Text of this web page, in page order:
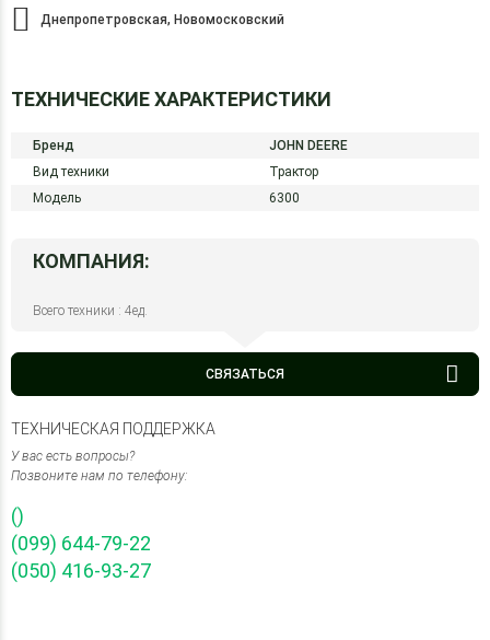
Днепропетровская, Новомосковский
ТЕХНИЧЕСКИЕ ХАРАКТЕРИСТИКИ
Бренд
JOHN DEERE
Вид техники
Трактор
Модель
6300
КОМПАНИЯ:
Всего техники : 4ед.
СВЯЗАТЬСЯ
ТЕХНИЧЕСКАЯ ПОДДЕРЖКА
У вас есть вопросы?
Позвоните нам по телефону:
()
(099) 644-79-22
(050) 416-93-27